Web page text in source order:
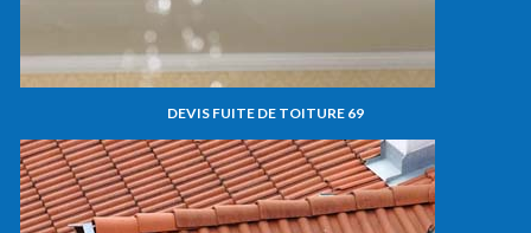
DEVIS FUITE DE TOITURE 69